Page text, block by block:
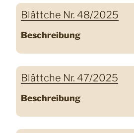
Blättche Nr. 48/2025
Beschreibung
Blättche Nr. 47/2025
Beschreibung